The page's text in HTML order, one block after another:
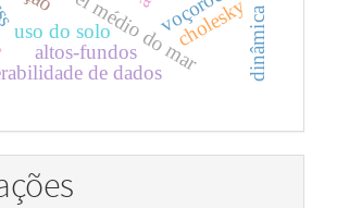
uso do solo
de dados
altos-fundos
cholesky